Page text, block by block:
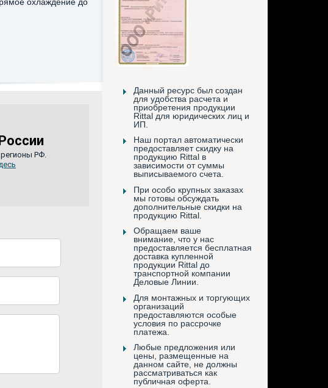
Данный ресурс был создан
для удобства расчета и
приобретения продукции
Rittal для юридических лиц и
ИП.
Наш портал автоматически
предоставляет скидку на
продукцию Rittal в
зависимости от суммы
выписываемого счета.
При особо крупных заказах
мы готовы обсуждать
дополнительные скидки на
продукцию Rittal.
Обращаем ваше
внимание, что у нас
предоставляется бесплатная
доставка купленной
продукции Rittal до
транспортной компании
Деловые Линии.
Для монтажных и торгующих
организаций
предоставляются особые
условия по рассрочке
платежа.
Любые предложения или
цены, размещенные на
данном сайте, не должны
рассматриваться как
публичная оферта.
охлаждение до
РФ.